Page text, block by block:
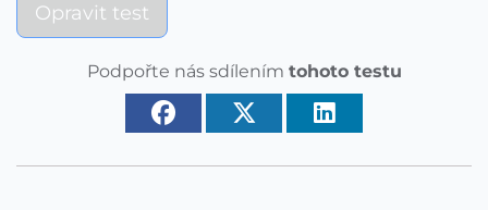
Opravit test
Podpořte nás sdílením tohoto testu